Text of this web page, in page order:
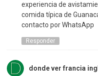
experiencia de
comida típica de
contacto por WhatsApp
Responder
donde ver francia